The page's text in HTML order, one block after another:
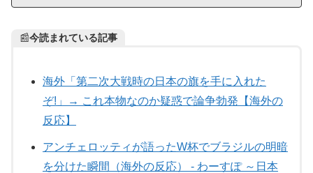
📰今読まれている記事
海外「第二次大戦時の日本の旗を手に入れた
ぞ!」→ これ本物なのか疑惑で論争勃発【海外の
反応】
アンチェロッティが語ったW杯でブラジルの明暗
を分けた瞬間（海外の反応） - わーすぽ ～日本